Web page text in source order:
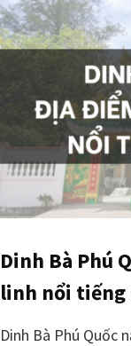
Dinh Bà Phú
linh nổi tiếng
Dinh Bà Phú Quốc